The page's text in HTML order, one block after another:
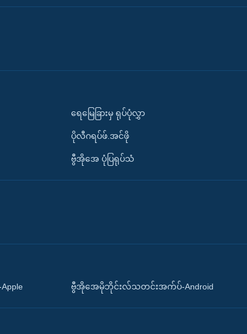
ရေမြေခြားမှ ရုပ်ပုံလွှာ
ပိုလီဂရပ်ဖ်.အင်ဖို
ဗွီအိုအေ ပုံပြရုပ်သံ
ဗွီအိုအေမိုဘိုင်းလ်သတင်းအက်ပ်-Android